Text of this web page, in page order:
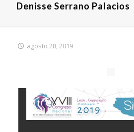
Denisse Serrano Palacios
agosto 28, 2019